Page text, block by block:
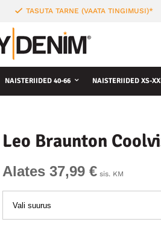
TASUTA TARNE (VAATA TINGIMUSI)*
NAISTERIIDED 40-66 NAISTERIIDED XS-
Leo Braunton
Alates 37,99 € sis. KM